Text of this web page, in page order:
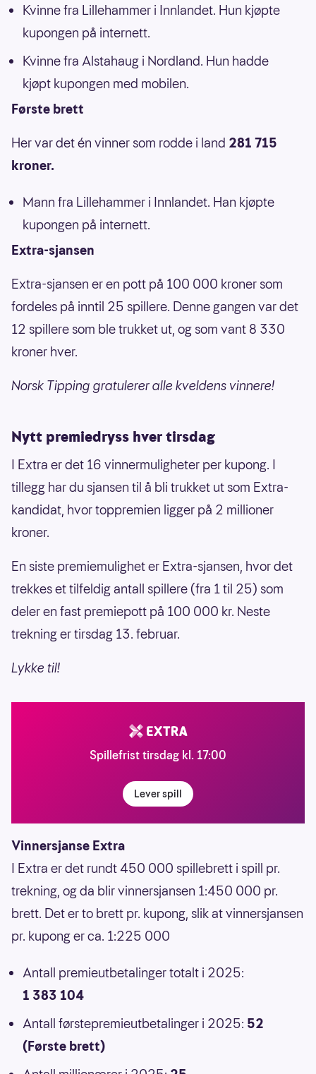
Kvinne fra Lillehammer i Innlandet. Hun kjøpte
kupongen på internett.
Kvinne fra Alstahaug i Nordland. Hun hadde
kjøpt kupongen med mobilen.
Første brett
Her var det én vinner som rodde i land 281 715
kroner.
Mann fra Lillehammer i Innlandet. Han kjøpte
kupongen på internett.
Extra-sjansen
Extra-sjansen er en pott på 100 000 kroner som
fordeles på inntil 25 spillere. Denne gangen var det
12 spillere som ble trukket ut, og som vant 8 330
kroner hver.
Norsk Tipping gratulerer alle kveldens vinnere!
Nytt premiedryss hver tirsdag
I Extra er det 16 vinnermuligheter per kupong. I
tillegg har du sjansen til å bli trukket ut som Extra-
kandidat, hvor toppremien ligger på 2 millioner
kroner.
En siste premiemulighet er Extra-sjansen, hvor det
trekkes et tilfeldig antall spillere (fra 1 til 25) som
deler en fast premiepott på 100 000 kr. Neste
trekning er tirsdag 13. februar.
Lykke til!
Spillefrist tirsdag kl. 17:00
Lever spill
Vinnersjanse Extra
I Extra er det rundt 450 000 spillebrett i spill pr.
trekning, og da blir vinnersjansen 1:450 000 pr.
brett. Det er to brett pr. kupong, slik at vinnersjansen
pr. kupong er ca. 1:225 000
Antall premieutbetalinger totalt i 2025:
1 383 104
Antall førstepremieutbetalinger i 2025: 52
(Første brett)